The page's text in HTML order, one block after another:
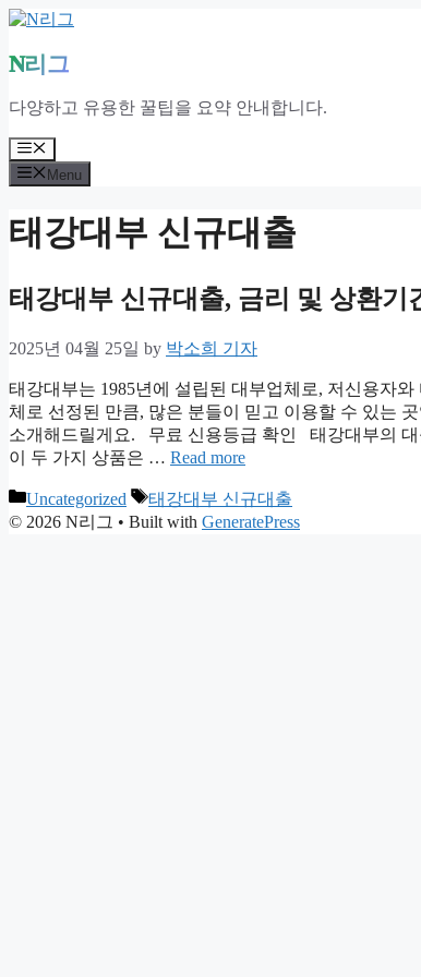
Skip
content
N리그
다양하고 유용한 꿀팁을 요약 안내합니다.
Menu
Menu
태강대부 신규대출
태강대부 신규대출, 금리 및 상환기
2025년 04월 25일 by 박소희 기자
태강대부는 1985년에 설립된 대부업체로, 저신용자
체로 선정된 만큼, 많은 분들이 믿고 이용할 수 있는
소개해드릴게요. 무료 신용등급 확인 태강대부의 대
이 두 가지 상품은 … Read more
Categories
Uncategorized Tags
태강대부 신규대출
© 2026 N리그 • Built with GeneratePress